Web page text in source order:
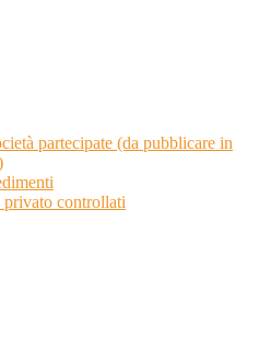
partecipate (da pubblicare in
controllati